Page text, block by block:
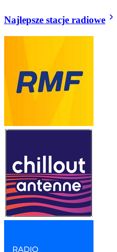
Najlepsze stacje radiowe